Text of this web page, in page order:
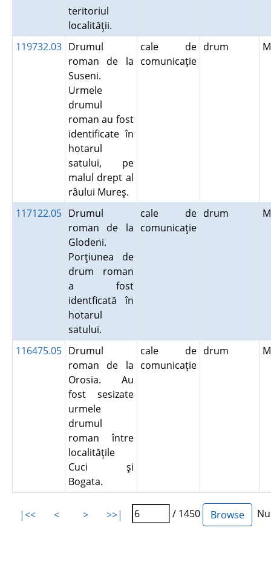
teritoriul
localităţii.
119732.03 Drumul
roman de la
Suseni.
Urmele
drumul
roman au fost
identificate în
hotarul
satului, pe
malul drept al
râului Mureş.
cale de
comunicaţie
drum
117122.05 Drumul
roman de la
Glodeni.
Porţiunea de
drum roman
a fost
identficată în
hotarul
satului.
cale de
comunicaţie
drum
116475.05 Drumul
roman de la
Orosia. Au
fost sesizate
urmele
drumul
roman între
localităţile
Cuci şi
Bogata.
cale de
comunicaţie
drum
|<< < > >>| / 1450